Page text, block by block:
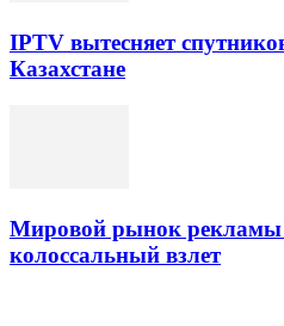
IPTV вытесняет
Казахстане
Мировой рынок рекламы
колоссальный взлет